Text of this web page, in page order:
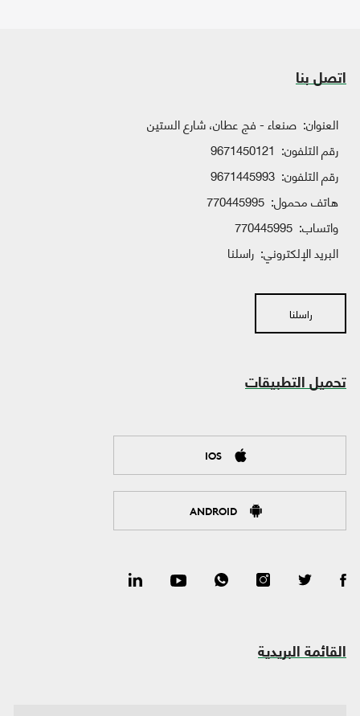
اتصل بنا
العنوان: صنعاء - فج عطان، شارع الستين
رقم التلفون: 9671450121
رقم التلفون: 9671445993
هاتف محمول: 770445995
واتساب:
البريد الإلكتروني: راسلنا
راسلنا
تحميل التطبيقات
IOS
ANDROID
القائمة البريدية